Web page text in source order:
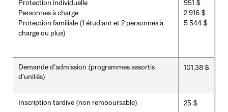
Protection individuelle
Personnes à charge
Protection familiale (1 étudiant et 2 personnes à
charge ou plus)
951 $
2 916 $
5 544 $
Demande d'admission (programmes assortis
d'unités)
101,38 $
Inscription tardive (non remboursable) 25 $